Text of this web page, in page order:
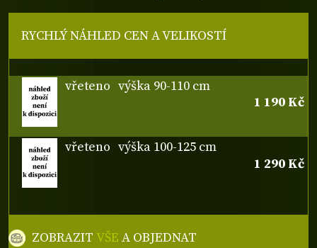
RYCHLÝ NÁHLED CEN A VELIKOSTÍ
vřeteno výška 90-110 cm
1 190 Kč
vřeteno výška 100-125 cm
1 290 Kč
ZOBRAZITVŠE A OBJEDNAT